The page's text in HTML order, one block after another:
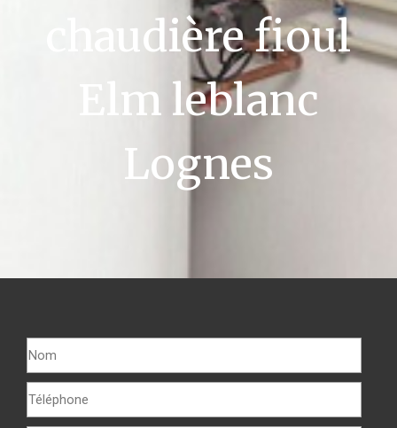
chaudière fioul
Elm leblanc
Lognes